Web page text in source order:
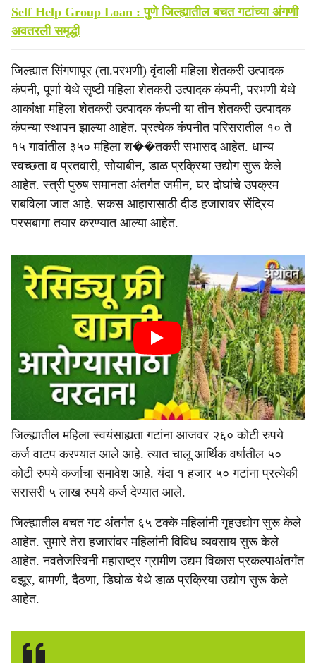
Self Help Group Loan : पुणे जिल्ह्यातील बचत गटांच्या अंगणी
अवतरली समृद्धी
जिल्ह्यात सिंगणापूर (ता.परभणी) वृंदाली महिला शेतकरी उत्पादक
कंपनी, पूर्णा येथे सृष्टी महिला शेतकरी उत्पादक कंपनी, परभणी येथे
आकांक्षा महिला शेतकरी उत्पादक कंपनी या तीन शेतकरी उत्पादक
कंपन्या स्थापन झाल्या आहेत. प्रत्येक कंपनीत परिसरातील १० ते
१५ गावांतील ३५० महिला श��तकरी सभासद आहेत. धान्य
स्वच्छता व प्रतवारी, सोयाबीन, डाळ प्रक्रिया उद्योग सुरू केले
आहेत. स्त्री पुरुष समानता अंतर्गत जमीन, घर दोघांचे उपक्रम
राबविला जात आहे. सकस आहारासाठी दीड हजारावर सेंद्रिय
परसबागा तयार करण्यात आल्या आहेत.
जिल्ह्यातील महिला स्वयंसाह्यता गटांना आजवर २६० कोटी रुपये
कर्ज वाटप करण्यात आले आहे. त्यात चालू आर्थिक वर्षातील ५०
कोटी रुपये कर्जाचा समावेश आहे. यंदा १ हजार ५० गटांना प्रत्येकी
सरासरी ५ लाख रुपये कर्ज देण्यात आले.
जिल्ह्यातील बचत गट अंतर्गत ६५ टक्के महिलांनी गृहउद्योग सुरू केले
आहेत. सुमारे तेरा हजारांवर महिलांनी विविध व्यवसाय सुरू केले
आहेत. नवतेजस्विनी महाराष्ट्र ग्रामीण उद्यम विकास प्रकल्पाअंतर्गंत
वझूर, बामणी, दैठणा, डिघोळ येथे डाळ प्रक्रिया उद्योग सुरू केले
आहेत.